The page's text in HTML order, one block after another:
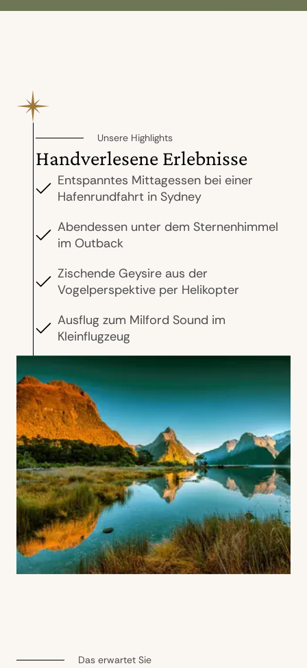
Unsere Highlights
Handverlesene Erlebnisse
Entspanntes Mittagessen bei einer
Hafenrundfahrt in Sydney
Abendessen unter dem Sternenhimmel
im Outback
Zischende Geysire aus der
Vogelperspektive per Helikopter
Ausflug zum Milford Sound im
Kleinflugzeug
Das erwartet Sie